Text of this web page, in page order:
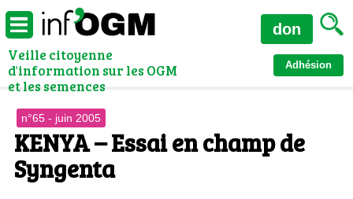
Veille citoyenne
d'information sur les OGM
et les semences
Adhésion
don
n°65 - juin 2005
KENYA – Essai en champ de
Syngenta